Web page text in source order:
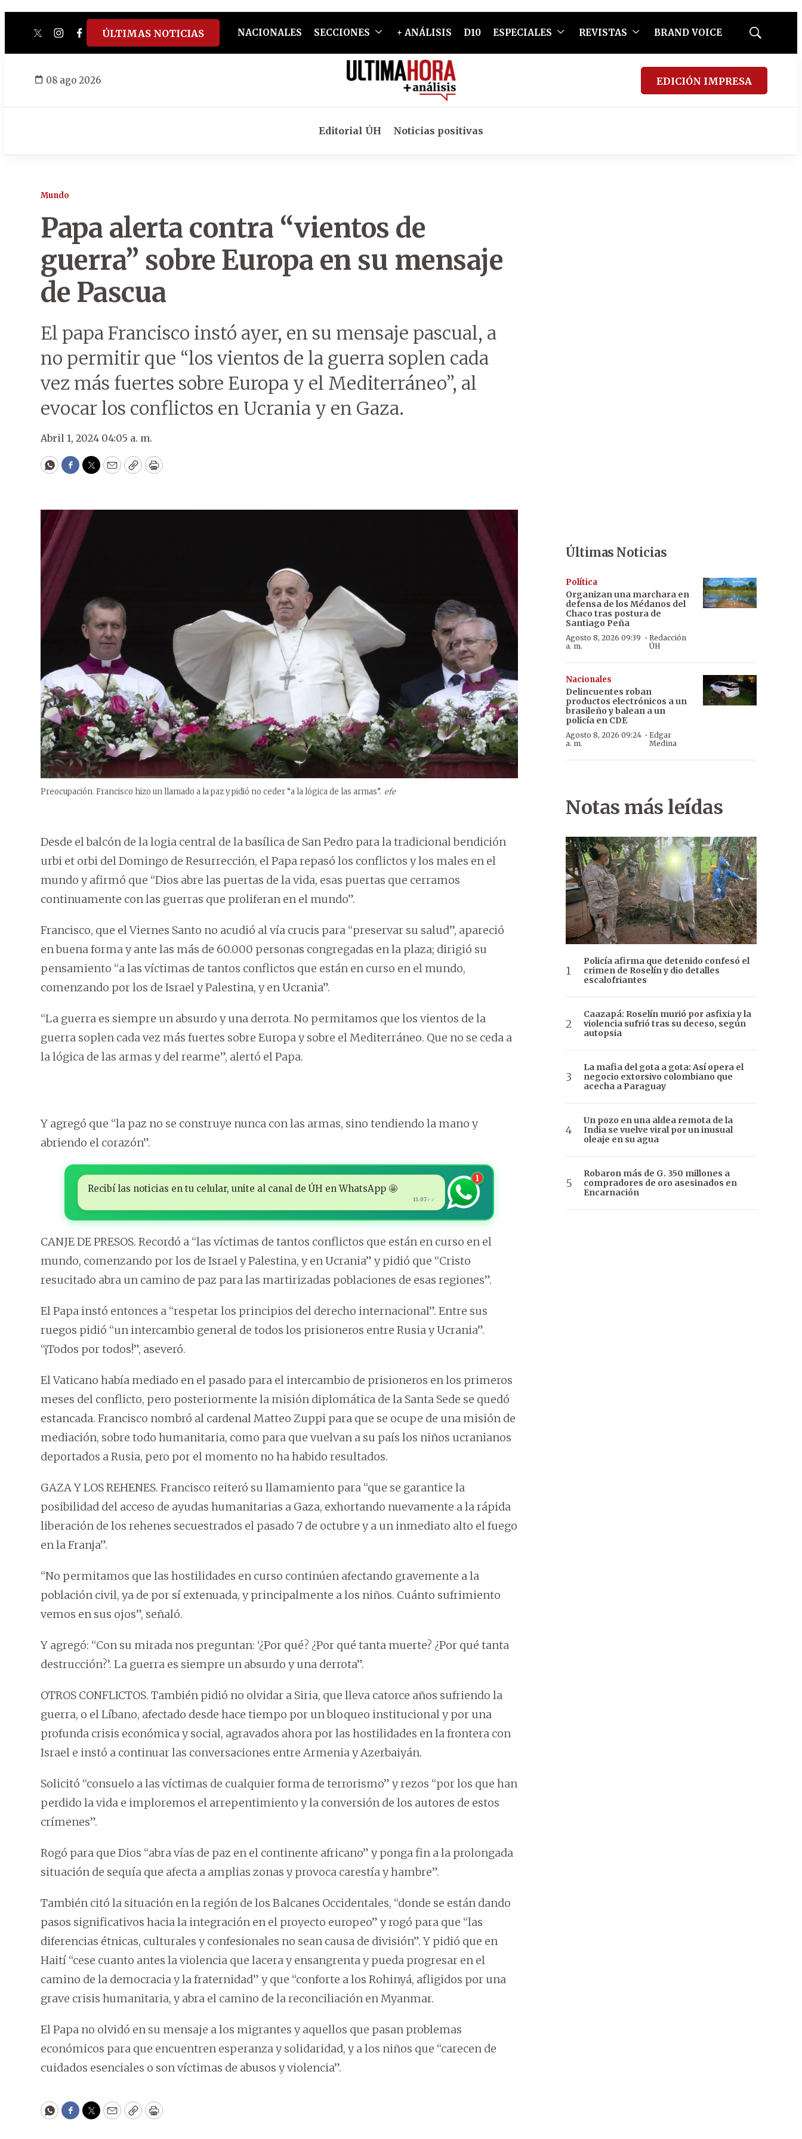
twitterinstagram
facebook
tiktokyoutube
spotify
ÚLTIMAS NOTICIAS NACIONALES SECCIONES + ANÁLISIS D10 ESPECIALES REVISTAS BRAND VOICE
Mostrar
08 ago 2026 EDICIÓN IMPRESA
Editorial ÚH Noticias positivas
Mundo
Papa alerta contra “vientos de
guerra” sobre Europa en su mensaje
de Pascua
El papa Francisco instó ayer, en su mensaje pascual, a
no permitir que “los vientos de la guerra soplen cada
vez más fuertes sobre Europa y el Mediterráneo”, al
evocar los conflictos en Ucrania y en Gaza.
Abril 1, 2024 04:05 a. m.
WhatsApp
Facebook
Twitter
EmailCopyPrint
Preocupación. Francisco hizo un llamado a la paz y pidió no ceder “a la lógica de las armas”. efe
Desde el balcón de la logia central de la basílica de San Pedro para la tradicional bendición
urbi et orbi del Domingo de Resurrección, el Papa repasó los conflictos y los males en el
mundo y afirmó que “Dios abre las puertas de la vida, esas puertas que cerramos
continuamente con las guerras que proliferan en el mundo”.
Francisco, que el Viernes Santo no acudió al vía crucis para “preservar su salud”, apareció
en buena forma y ante las más de 60.000 personas congregadas en la plaza; dirigió su
pensamiento “a las víctimas de tantos conflictos que están en curso en el mundo,
comenzando por los de Israel y Palestina, y en Ucrania”.
“La guerra es siempre un absurdo y una derrota. No permitamos que los vientos de la
guerra soplen cada vez más fuertes sobre Europa y sobre el Mediterráneo. Que no se ceda a
la lógica de las armas y del rearme”, alertó el Papa.
Y agregó que “la paz no se construye nunca con las armas, sino tendiendo la mano y
abriendo el corazón”.
Recibí las noticias en tu celular, unite al canal de ÚH en WhatsApp 🤩
13:07✓✓
1
CANJE DE PRESOS. Recordó a “las víctimas de tantos conflictos que están en curso en el
mundo, comenzando por los de Israel y Palestina, y en Ucrania” y pidió que “Cristo
resucitado abra un camino de paz para las martirizadas poblaciones de esas regiones”.
El Papa instó entonces a “respetar los principios del derecho internacional”. Entre sus
ruegos pidió “un intercambio general de todos los prisioneros entre Rusia y Ucrania”.
“¡Todos por todos!”, aseveró.
El Vaticano había mediado en el pasado para el intercambio de prisioneros en los primeros
meses del conflicto, pero posteriormente la misión diplomática de la Santa Sede se quedó
estancada. Francisco nombró al cardenal Matteo Zuppi para que se ocupe de una misión de
mediación, sobre todo humanitaria, como para que vuelvan a su país los niños ucranianos
deportados a Rusia, pero por el momento no ha habido resultados.
GAZA Y LOS REHENES. Francisco reiteró su llamamiento para “que se garantice la
posibilidad del acceso de ayudas humanitarias a Gaza, exhortando nuevamente a la rápida
liberación de los rehenes secuestrados el pasado 7 de octubre y a un inmediato alto el fuego
en la Franja”.
“No permitamos que las hostilidades en curso continúen afectando gravemente a la
población civil, ya de por sí extenuada, y principalmente a los niños. Cuánto sufrimiento
vemos en sus ojos”, señaló.
Y agregó: “Con su mirada nos preguntan: ‘¿Por qué? ¿Por qué tanta muerte? ¿Por qué tanta
destrucción?’. La guerra es siempre un absurdo y una derrota”.
OTROS CONFLICTOS. También pidió no olvidar a Siria, que lleva catorce años sufriendo la
guerra, o el Líbano, afectado desde hace tiempo por un bloqueo institucional y por una
profunda crisis económica y social, agravados ahora por las hostilidades en la frontera con
Israel e instó a continuar las conversaciones entre Armenia y Azerbaiyán.
Solicitó “consuelo a las víctimas de cualquier forma de terrorismo” y rezos “por los que han
perdido la vida e imploremos el arrepentimiento y la conversión de los autores de estos
crímenes”.
Rogó para que Dios “abra vías de paz en el continente africano” y ponga fin a la prolongada
situación de sequía que afecta a amplias zonas y provoca carestía y hambre”.
También citó la situación en la región de los Balcanes Occidentales, “donde se están dando
pasos significativos hacia la integración en el proyecto europeo” y rogó para que “las
diferencias étnicas, culturales y confesionales no sean causa de división”. Y pidió que en
Haití “cese cuanto antes la violencia que lacera y ensangrenta y pueda progresar en el
camino de la democracia y la fraternidad” y que “conforte a los Rohinyá, afligidos por una
grave crisis humanitaria, y abra el camino de la reconciliación en Myanmar.
El Papa no olvidó en su mensaje a los migrantes y aquellos que pasan problemas
económicos para que encuentren esperanza y solidaridad, y a los niños que “carecen de
cuidados esenciales o son víctimas de abusos y violencia”.
WhatsApp
Facebook
Twitter
EmailCopyPrint
Últimas Noticias
Política
Organizan una marchara en
defensa de los Médanos del
Chaco tras postura de
Santiago Peña
Agosto 8, 2026 09:39
a. m.
·Redacción
ÚH
Nacionales
Delincuentes roban
productos electrónicos a un
brasileño y balean a un
policía en CDE
Agosto 8, 2026 09:24
a. m.
· Edgar
Medina
Notas más leídas
Policía afirma que detenido confesó el
crimen de Roselín y dio detalles
escalofriantes
Caazapá: Roselín murió por asfixia y la
violencia sufrió tras su deceso, según
autopsia
La mafia del gota a gota: Así opera el
negocio extorsivo colombiano que
acecha a Paraguay
Un pozo en una aldea remota de la
India se vuelve viral por un inusual
oleaje en su agua
Robaron más de G. 350 millones a
compradores de oro asesinados en
Encarnación